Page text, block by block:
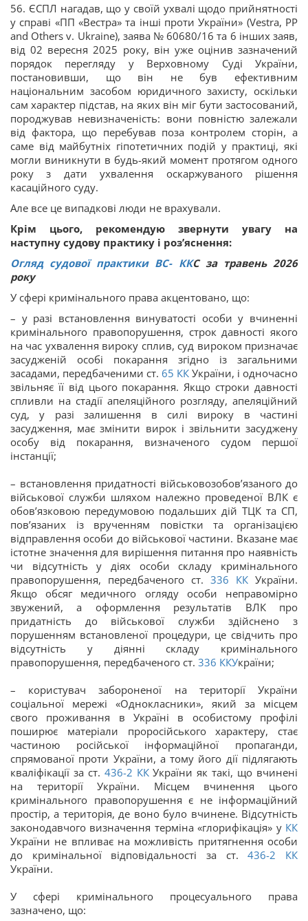
56. ЄСПЛ нагадав, що у своїй ухвалі щодо прийнятності
у справі «ПП «Вестра» та інші проти України» (Vestra, PP
and Others v. Ukraine), заява № 60680/16 та 6 інших заяв,
від 02 вересня 2025 року, він уже оцінив зазначений
порядок перегляду у Верховному Суді України,
постановивши, що він не був ефективним
національним засобом юридичного захисту, оскільки
сам характер підстав, на яких він міг бути застосований,
породжував невизначеність: вони повністю залежали
від фактора, що перебував поза контролем сторін, а
саме від майбутніх гіпотетичних подій у практиці, які
могли виникнути в будь-який момент протягом одного
року з дати ухвалення оскаржуваного рішення
касаційного суду.
Але все це випадкові люди не врахували.
Крім цього, рекомендую звернути увагу на
наступну судову практику і роз’яснення:
Огляд судової практики ВС- ККС за травень 2026
року
У сфері кримінального права акцентовано, що:
– у разі встановлення винуватості особи у вчиненні
кримінального правопорушення, строк давності якого
на час ухвалення вироку сплив, суд вироком призначає
засудженій особі покарання згідно із загальними
засадами, передбаченими ст. 65 КК України, і одночасно
звільняє її від цього покарання. Якщо строки давності
спливли на стадії апеляційного розгляду, апеляційний
суд, у разі залишення в силі вироку в частині
засудження, має змінити вирок і звільнити засуджену
особу від покарання, визначеного судом першої
інстанції;
– встановлення придатності військовозобов’язаного до
військової служби шляхом належно проведеної ВЛК є
обов’язковою передумовою подальших дій ТЦК та СП,
пов’язаних із врученням повістки та організацією
відправлення особи до військової частини. Вказане має
істотне значення для вирішення питання про наявність
чи відсутність у діях особи складу кримінального
правопорушення, передбаченого ст. 336 КК України.
Якщо обсяг медичного огляду особи неправомірно
звужений, а оформлення результатів ВЛК про
придатність до військової служби здійснено з
порушенням встановленої процедури, це свідчить про
відсутність у діянні складу кримінального
правопорушення, передбаченого ст. 336 ККУкраїни;
– користувач забороненої на території України
соціальної мережі «Однокласники», який за місцем
свого проживання в Україні в особистому профілі
поширює матеріали проросійського характеру, стає
частиною російської інформаційної пропаганди,
спрямованої проти України, а тому його дії підлягають
кваліфікації за ст. 436-2 ККУкраїни як такі, що вчинені
на території України. Місцем вчинення цього
кримінального правопорушення є не інформаційний
простір, а територія, де воно було вчинене. Відсутність
законодавчого визначення терміна «глорифікація» у КК
України не впливає на можливість притягнення особи
до кримінальної відповідальності за ст. 436-2 КК
України.
У сфері кримінального процесуального права
зазначено, що: